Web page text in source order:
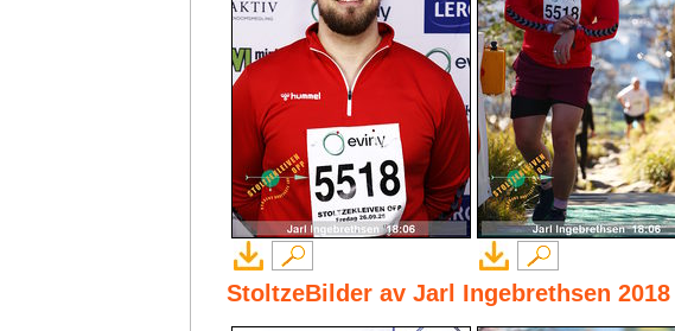
StoltzeBilder av Jarl Ingebrethsen 2018